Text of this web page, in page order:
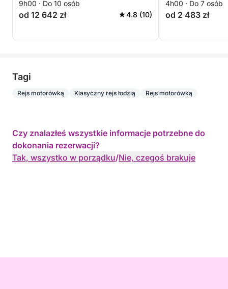
9h00 · Do 10 osób
od 12 642 zł 4.8 (10)
4h00 · Do 7 osób
od 2 483 zł
Tagi
Rejs motorówką Klasyczny rejs łodzią Rejs motorówką
Czy znalazłeś wszystkie informacje potrzebne do
dokonania rezerwacji?
Tak, wszystko w porządku/Nie, czegoś brakuje